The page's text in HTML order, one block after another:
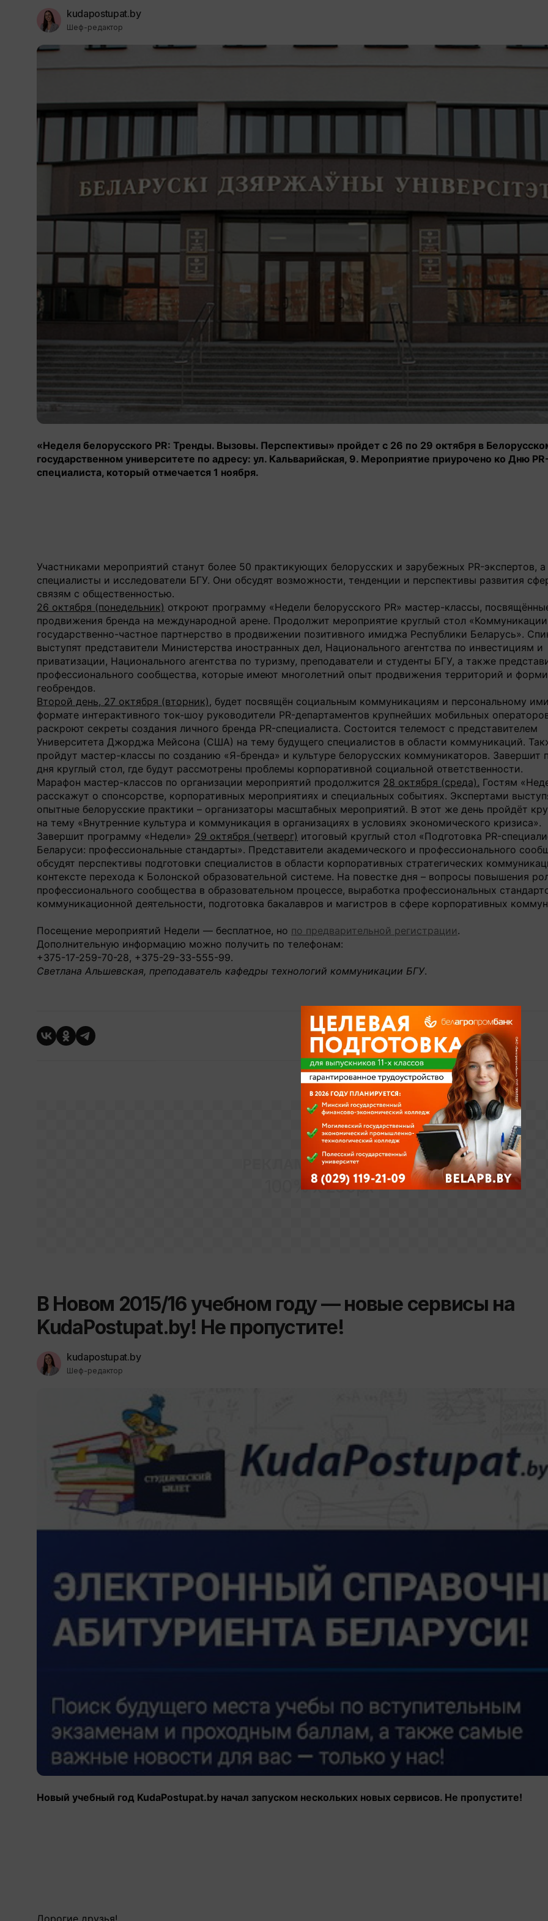
kudapostupat.by
Шеф-редактор
«Неделя белорусского PR: Тренды. Вызовы. Перспективы» пройдет с 26 по 29 октября в
государственном университете по адресу: ул. Кальварийская, 9. Мероприятие приурочено ко Дню
специалиста, который отмечается 1 ноября.
Участниками мероприятий станут более 50 практикующих белорусских и зарубежных PR-экспертов,
специалисты и исследователи БГУ. Они обсудят возможности, тенденции и перспективы развития
связям с общественностью.
26 октября (понедельник) откроют программу «Недели белорусского PR» мастер-классы,
продвижения бренда на международной арене. Продолжит мероприятие круглый стол
государственно-частное партнерство в продвижении позитивного имиджа Республики Беларусь».
выступят представители Министерства иностранных дел, Национального агентства по инвестициям и
приватизации, Национального агентства по туризму, преподаватели и студенты БГУ, а также
профессионального сообщества, которые имеют многолетний опыт продвижения территорий и
геобрендов.
Второй день, 27 октября (вторник), будет посвящён социальным коммуникациям и персональному
формате интерактивного ток-шоу руководители PR-департаментов крупнейших мобильных
раскроют секреты создания личного бренда PR-специалиста. Состоится телемост с представителем
Университета Джорджа Мейсона (США) на тему будущего специалистов в области коммуникаций.
пройдут мастер-классы по созданию «Я-бренда» и культуре белорусских коммуникаторов. Завершит
дня круглый стол, где будут рассмотрены проблемы корпоративной социальной ответственности.
Марафон мастер-классов по организации мероприятий продолжится 28 октября (среда). Гостям
расскажут о спонсорстве, корпоративных мероприятиях и специальных событиях. Экспертами
опытные белорусские практики – организаторы масштабных мероприятий. В этот же день пройдёт
на тему «Внутренние культура и коммуникация в организациях в условиях экономического кризиса».
Завершит программу «Недели» 29 октября (четверг) итоговый круглый стол «Подготовка PR-
Беларуси: профессиональные стандарты». Представители академического и профессионального
обсудят перспективы подготовки специалистов в области корпоративных стратегических
контексте перехода к Болонской образовательной системе. На повестке дня – вопросы повышения
профессионального сообщества в образовательном процессе, выработка профессиональных
коммуникационной деятельности, подготовка бакалавров и магистров в сфере корпоративных
Посещение мероприятий Недели — бесплатное, но по предварительной регистрации.
Дополнительную информацию можно получить по телефонам:
+375-17-259-70-28, +375-29-33-555-99.
Светлана Альшевская, преподаватель кафедры технологий коммуникации БГУ.
РЕКЛАМНОЕ МЕСТО
100% x 250px
В Новом 2015/16 учебном году — новые сервисы на
KudaPostupat.by! Не пропустите!
kudapostupat.by
Шеф-редактор
Новый учебный год KudaPostupat.by начал запуском нескольких новых сервисов. Не пропустите!